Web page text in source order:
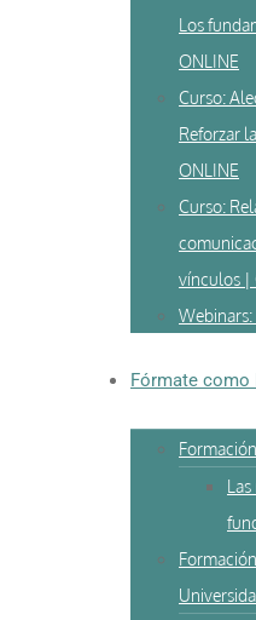
Los
ONLINE
Curso:
Reforzar
ONLINE
Curso:
vínculos |
Webinars:
Fórmate